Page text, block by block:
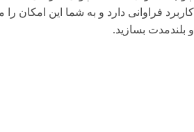
کاربرد فراوانی دارد و به شما این امکان
و بلندمدت بسازید.